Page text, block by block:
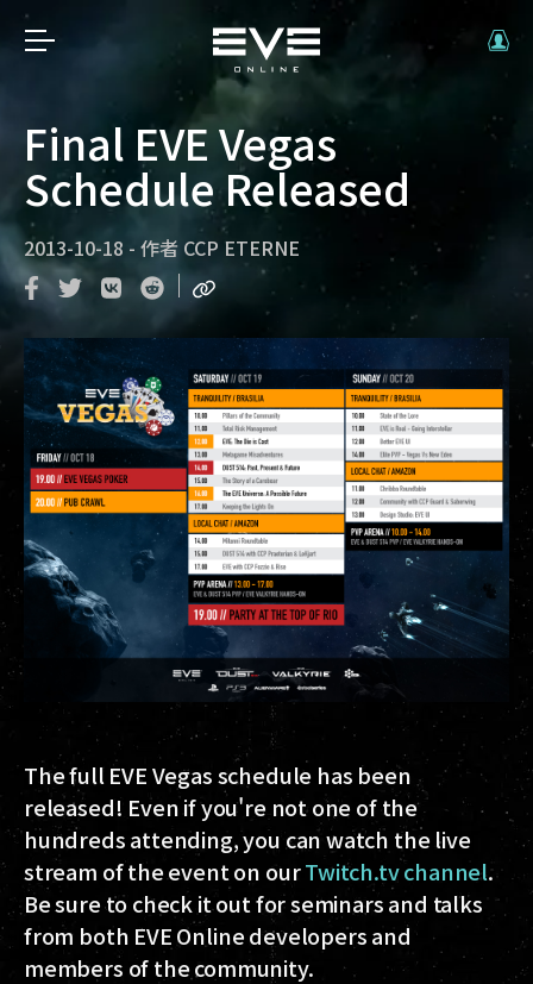
Final EVE Vegas
Schedule Released
2013-10-18 - 作者 CCP ETERNE
The full EVE Vegas schedule has been
released! Even if you're not one of the
hundreds attending, you can watch the live
stream of the event on ourTwitch.tv channel.
Be sure to check it out for seminars and talks
from both EVE Online developers and
members of the community.